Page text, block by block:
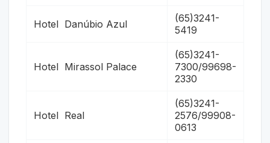
Hotel Danúbio Azul
(65)3241-
5419
Hotel Mirassol Palace
(65)3241-
7300/99698-
2330
Hotel Real
(65)3241-
2576/99908-
0613